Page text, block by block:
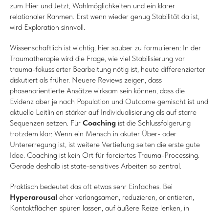
zum Hier und Jetzt, Wahlmöglichkeiten und ein klarer
relationaler Rahmen. Erst wenn wieder genug Stabilität da ist,
wird Exploration sinnvoll.
Wissenschaftlich ist wichtig, hier sauber zu formulieren: In der
Traumatherapie wird die Frage, wie viel Stabilisierung vor
trauma-fokussierter Bearbeitung nötig ist, heute differenzierter
diskutiert als früher. Neuere Reviews zeigen, dass
phasenorientierte Ansätze wirksam sein können, dass die
Evidenz aber je nach Population und Outcome gemischt ist und
aktuelle Leitlinien stärker auf Individualisierung als auf starre
Sequenzen setzen. Für Coaching ist die Schlussfolgerung
trotzdem klar: Wenn ein Mensch in akuter Über- oder
Untererregung ist, ist weitere Vertiefung selten die erste gute
Idee. Coaching ist kein Ort für forciertes Trauma-Processing.
Gerade deshalb ist state-sensitives Arbeiten so zentral.
Praktisch bedeutet das oft etwas sehr Einfaches. Bei
Hyperarousal eher verlangsamen, reduzieren, orientieren,
Kontaktflächen spüren lassen, auf äußere Reize lenken, in